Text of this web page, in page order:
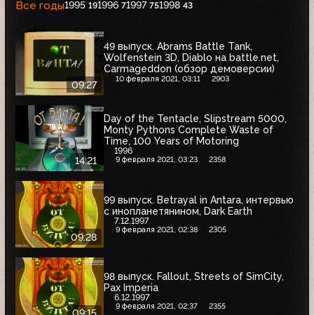
Все годы1995 191996 71997 751998 43
09:27
49 выпуск. Abrams Battle Tank,
Wolfenstein 3D, Diablo на battle.net,
Carmageddon (обзор демоверсии)
10 февраля 2021, 03:11 2903
14:21
Day of the Tentacle, Slipstream 5000,
Monty Pythons Complete Waste of
Time, 100 Years of Motoring
1996
9 февраля 2021, 03:23 2358
09:28
99 выпуск. Betrayal in Antara, интервью
с инопланетянином, Dark Earth
7.12.1997
9 февраля 2021, 02:38 2305
98 выпуск. Fallout, Streets of SimCity,
Pax Imperia
6.12.1997
9 февраля 2021, 02:37 2355